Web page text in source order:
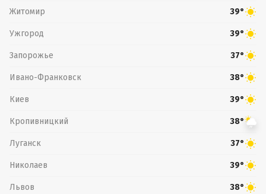
Житомир 39°
Ужгород 39°
Запорожье 37°
Ивано-Франковск 38°
Киев 39°
Кропивницкий 38°
Луганск 37°
Николаев 39°
Львов 38°